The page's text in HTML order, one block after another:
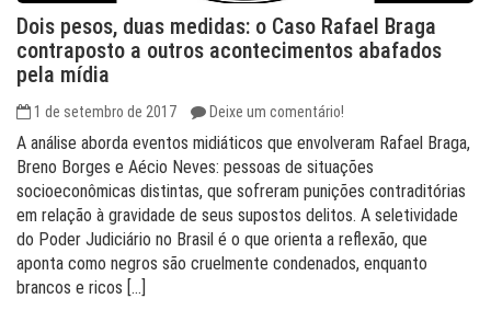
Dois pesos, duas medidas: o Caso Rafael Braga
contraposto a outros acontecimentos abafados
pela mídia
1 de setembro de 2017 Deixe um comentário!
A análise aborda eventos midiáticos que envolveram Rafael Braga,
Breno Borges e Aécio Neves: pessoas de situações
socioeconômicas distintas, que sofreram punições contraditórias
em relação à gravidade de seus supostos delitos. A seletividade
do Poder Judiciário no Brasil é o que orienta a reflexão, que
aponta como negros são cruelmente condenados, enquanto
brancos e ricos […]